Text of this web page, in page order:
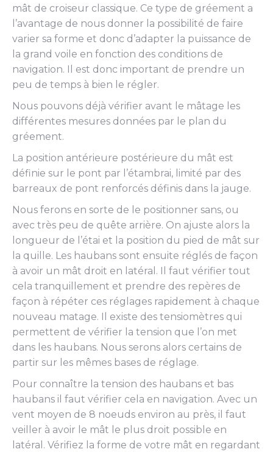
mât de croiseur classique. Ce type de gréement a
l’avantage de nous donner la possibilité de faire
varier sa forme et donc d’adapter la puissance de
la grand voile en fonction des conditions de
navigation. Il est donc important de prendre un
peu de temps à bien le régler.
Nous pouvons déjà vérifier avant le mâtage les
différentes mesures données par le plan du
gréement.
La position antérieure postérieure du mât est
définie sur le pont par l’étambrai, limité par des
barreaux de pont renforcés définis dans la jauge.
Nous ferons en sorte de le positionner sans, ou
avec très peu de quête arrière. On ajuste alors la
longueur de l’étai et la position du pied de mât sur
la quille. Les haubans sont ensuite réglés de façon
à avoir un mât droit en latéral. Il faut vérifier tout
cela tranquillement et prendre des repères de
façon à répéter ces réglages rapidement à chaque
nouveau matage. Il existe des tensiomètres qui
permettent de vérifier la tension que l’on met
dans les haubans. Nous serons alors certains de
partir sur les mêmes bases de réglage.
Pour connaître la tension des haubans et bas
haubans il faut vérifier cela en navigation. Avec un
vent moyen de 8 noeuds environ au près, il faut
veiller à avoir le mât le plus droit possible en
latéral. Vérifiez la forme de votre mât en regardant